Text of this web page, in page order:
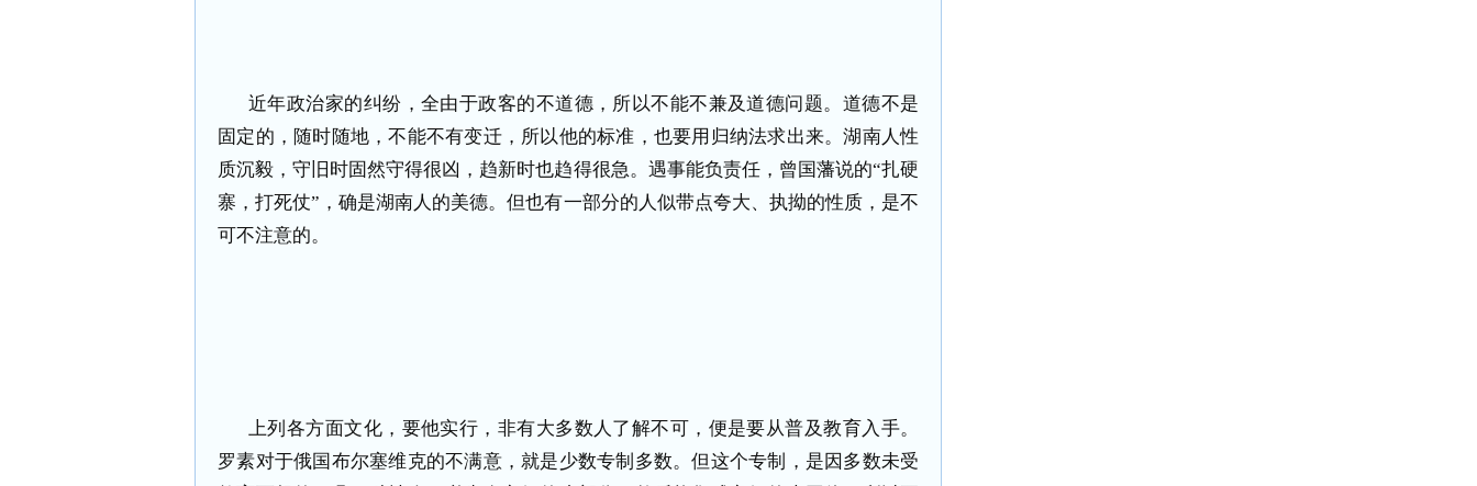
近年政治家的纠纷，全由于政客的不道德，所以不能不兼及道德问题。道德不是
固定的，随时随地，不能不有变迁，所以他的标准，也要用归纳法求出来。湖南人性
质沉毅，守旧时固然守得很凶，趋新时也趋得很急。遇事能负责任，曾国藩说的“扎硬
寨，打死仗”，确是湖南人的美德。但也有一部分的人似带点夸大、执拗的性质，是不
可不注意的。
上列各方面文化，要他实行，非有大多数人了解不可，便是要从普及教育入手。
罗素对于俄国布尔塞维克的不满意，就是少数专制多数。但这个专制，是因多数未受